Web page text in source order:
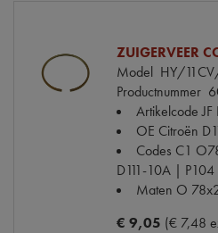
ZUIGERVEER
Model HY/
Productnummer
Artikelcode JF
OE Citroën
Codes C1
D111-10A | P104
Maten O
€ 9,05 (€ 7,48